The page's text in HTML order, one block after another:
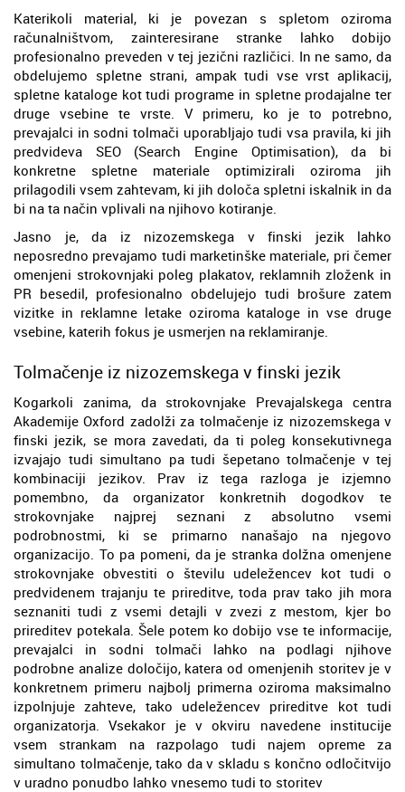
Katerikoli material, ki je povezan s spletom oziroma
računalništvom, zainteresirane stranke lahko dobijo
profesionalno preveden v tej jezični različici. In ne samo, da
obdelujemo spletne strani, ampak tudi vse vrst aplikacij,
spletne kataloge kot tudi programe in spletne prodajalne ter
druge vsebine te vrste. V primeru, ko je to potrebno,
prevajalci in sodni tolmači uporabljajo tudi vsa pravila, ki jih
predvideva SEO (Search Engine Optimisation), da bi
konkretne spletne materiale optimizirali oziroma jih
prilagodili vsem zahtevam, ki jih določa spletni iskalnik in da
bi na ta način vplivali na njihovo kotiranje.
Jasno je, da iz nizozemskega v finski jezik lahko
neposredno prevajamo tudi marketinške materiale, pri čemer
omenjeni strokovnjaki poleg plakatov, reklamnih zloženk in
PR besedil, profesionalno obdelujejo tudi brošure zatem
vizitke in reklamne letake oziroma kataloge in vse druge
vsebine, katerih fokus je usmerjen na reklamiranje.
Tolmačenje iz nizozemskega v finski jezik
Kogarkoli zanima, da strokovnjake Prevajalskega centra
Akademije Oxford zadolži za tolmačenje iz nizozemskega v
finski jezik, se mora zavedati, da ti poleg konsekutivnega
izvajajo tudi simultano pa tudi šepetano tolmačenje v tej
kombinaciji jezikov. Prav iz tega razloga je izjemno
pomembno, da organizator konkretnih dogodkov te
strokovnjake najprej seznani z absolutno vsemi
podrobnostmi, ki se primarno nanašajo na njegovo
organizacijo. To pa pomeni, da je stranka dolžna omenjene
strokovnjake obvestiti o številu udeležencev kot tudi o
predvidenem trajanju te prireditve, toda prav tako jih mora
seznaniti tudi z vsemi detajli v zvezi z mestom, kjer bo
prireditev potekala. Šele potem ko dobijo vse te informacije,
prevajalci in sodni tolmači lahko na podlagi njihove
podrobne analize določijo, katera od omenjenih storitev je v
konkretnem primeru najbolj primerna oziroma maksimalno
izpolnjuje zahteve, tako udeležencev prireditve kot tudi
organizatorja. Vsekakor je v okviru navedene institucije
vsem strankam na razpolago tudi najem opreme za
simultano tolmačenje, tako da v skladu s končno odločitvijo
v uradno ponudbo lahko vnesemo tudi to storitev